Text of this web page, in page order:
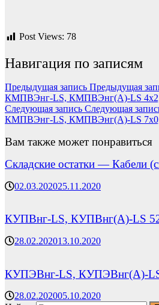
Post Views: 78
Навигация по записям
Предыдущая запись Предыдущая
КМПВЭнг-LS, КМПВЭнг(А)-LS 4х2,5
Следующая запись Следующая
КМПВЭнг-LS, КМПВЭнг(А)-LS 7х0,5
Вам также может понравиться
Складские остатки — Кабели
02.03.202025.11.2020
КУПВнг-LS, КУПВнг(А)-LS
28.02.202013.10.2020
КУПЭВнг-LS, КУПЭВнг(А)-LS
28.02.202005.10.2020